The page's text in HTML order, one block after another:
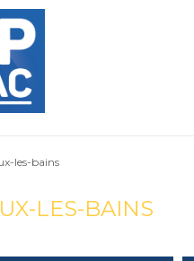
les-bains
LES-BAINS